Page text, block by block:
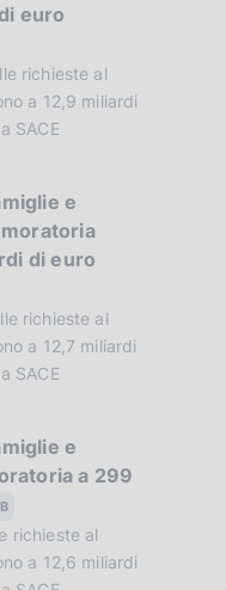
euro
richieste al
a 12,9 miliardi
SACE
e
di euro
richieste al
a 12,7 miliardi
SACE
e
a 299
richieste al
a 12,6 miliardi